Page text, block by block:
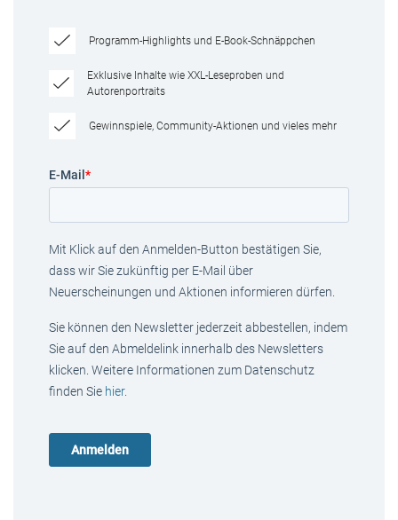
Programm-Highlights und E-Book-Schnäppchen
Exklusive Inhalte wie XXL-Leseproben und
Autorenportraits
Gewinnspiele, Community-Aktionen und vieles mehr
E-Mail *
Mit Klick auf den Anmelden-Button bestätigen Sie,
dass wir Sie zukünftig per E-Mail über
Neuerscheinungen und Aktionen informieren dürfen.
Sie können den Newsletter jederzeit abbestellen, indem
Sie auf den Abmeldelink innerhalb des Newsletters
klicken. Weitere Informationen zum Datenschutz
finden Sie hier.